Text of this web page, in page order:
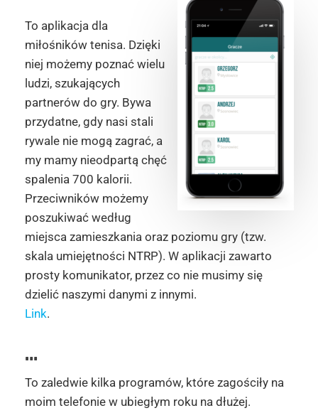
To aplikacja dla
miłośników tenisa. Dzięki
niej możemy poznać wielu
ludzi, szukających
partnerów do gry. Bywa
przydatne, gdy nasi stali
rywale nie mogą zagrać, a
my mamy nieodpartą chęć
spalenia 700 kalorii.
Przeciwników możemy
poszukiwać według
miejsca zamieszkania oraz poziomu gry (tzw.
skala umiejętności NTRP). W aplikacji zawarto
prosty komunikator, przez co nie musimy się
dzielić naszymi danymi z innymi.
Link.
…
To zaledwie kilka programów, które zagościły na
moim telefonie w ubiegłym roku na dłużej.